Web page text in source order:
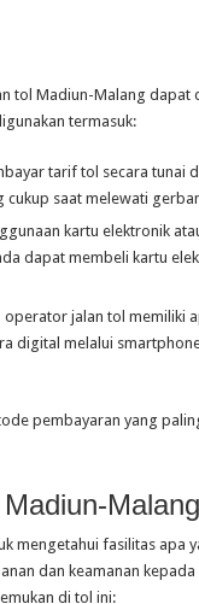
tol Madiun-Malang dapat
termasuk:
tarif tol secara tunai
cukup saat melewati
kartu elektronik
dapat membeli kartu
operator jalan tol memiliki
digital melalui
pembayaran yang
Malang
mengetahui fasilitas apa
dan keamanan
di tol ini: